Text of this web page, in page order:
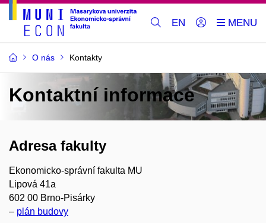
EN
O nás Kontakty
Kontaktní informace
Adresa fakulty
Ekonomicko-správní fakulta MU
Lipová 41a
602 00 Brno-Pisárky
– plán budovy